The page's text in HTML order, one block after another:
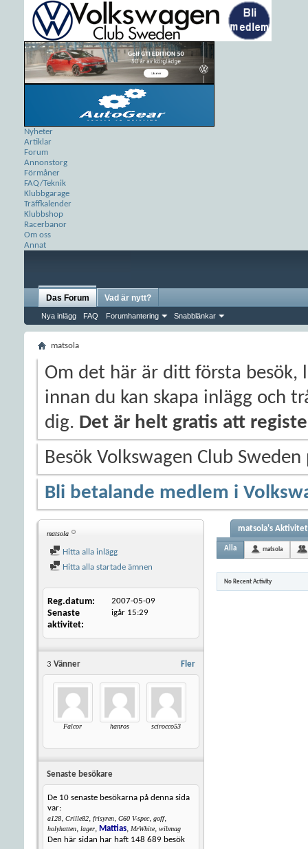
Nyheter
Artiklar
Forum
Annonstorg
Förmåner
FAQ/Teknik
Klubbgarage
Träffkalender
Klubbshop
Racerbanor
Om oss
Annat
Das Forum
Nya inlägg FAQ Forumhantering Snabblänkar
Vad är nytt?
matsola
Om det här är ditt första besök,
innan du kan skapa inlägg och
dig. Det är helt gratis att
Besök Volkswagen Club
Bli betalande medlem i
matsola
Hitta alla inlägg
Hitta alla startade ämnen
Reg.datum 2007-05-09
Senaste
aktivitet
igår 15:29
Fler
3 Vänner
Falcor hanros scirocco53
Senaste besökare
De 10 senaste besökarna på denna sida
var:
a128, Crille82, frisyren, G60 V-spec, goff,
holyhatten, lager, Mattias, MrWhite, wibmag
Den här sidan har haft 148 689 besök
matsola's Aktivitet
Alla matsola
No Recent Activity